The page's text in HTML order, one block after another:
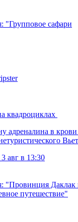
квадроциклах
адреналина в
авг в 13:30